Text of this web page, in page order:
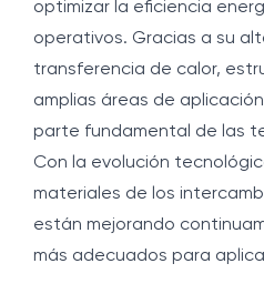
optimizar la eficiencia
operativos. Gracias a su
transferencia de calor,
amplias áreas de
parte fundamental de las
Con la evolución
materiales de los
están mejorando
más adecuados para